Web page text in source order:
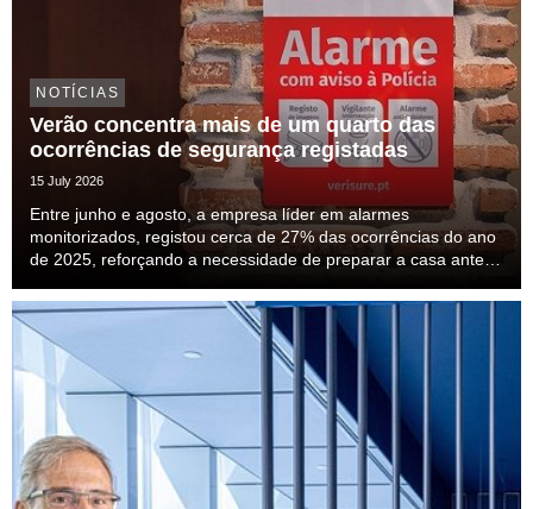
NOTÍCIAS
Verão concentra mais de um quarto das
ocorrências de segurança registadas
15 July 2026
Entre junho e agosto, a empresa líder em alarmes
monitorizados, registou cerca de 27% das ocorrências do ano
de 2025, reforçando a necessidade de preparar a casa antes